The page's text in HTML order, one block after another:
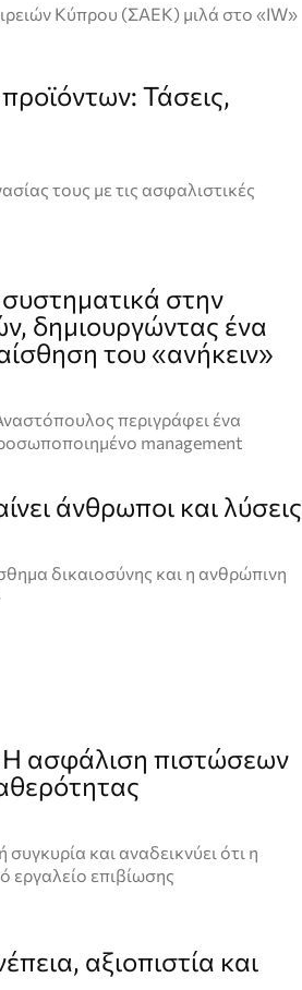
Κύπρου (ΣΑΕΚ) μιλά στο «IW»
Τάσεις,
τους με τις ασφαλιστικές
στην
δημιουργώντας ένα
του «ανήκειν»
περιγράφει ένα
management
άνθρωποι και λύσεις
δικαιοσύνης και η ανθρώπινη
Η ασφάλιση πιστώσεων
και αναδεικνύει ότι η
εργαλείο επιβίωσης
αξιοπιστία και